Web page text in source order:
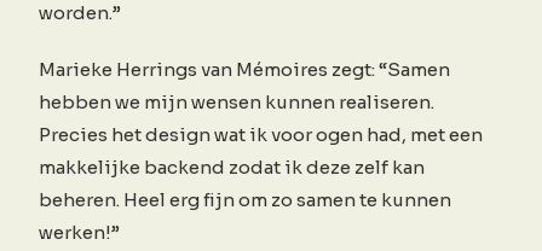
worden.”
Marieke Herrings van Mémoires zegt: “Samen
hebben we mijn wensen kunnen realiseren.
Precies het design wat ik voor ogen had, met een
makkelijke backend zodat ik deze zelf kan
beheren. Heel erg fijn om zo samen te kunnen
werken!”